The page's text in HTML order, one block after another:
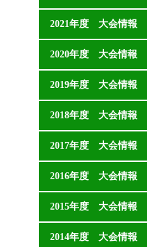
2021年度 大会情報
2020年度 大会情報
2019年度 大会情報
2018年度 大会情報
2017年度 大会情報
2016年度 大会情報
2015年度 大会情報
2014年度 大会情報